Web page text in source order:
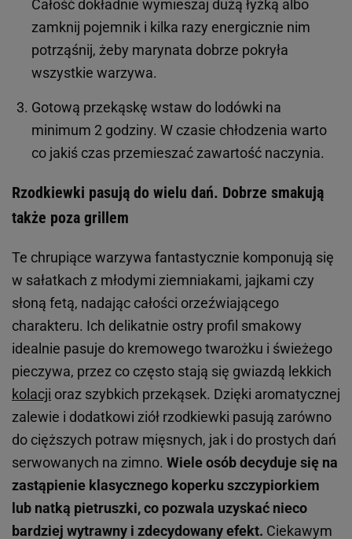
Całość dokładnie wymieszaj dużą łyżką albo
zamknij pojemnik i kilka razy energicznie nim
potrząśnij, żeby marynata dobrze pokryła
wszystkie warzywa.
Gotową przekąskę wstaw do lodówki na
minimum 2 godziny. W czasie chłodzenia warto
co jakiś czas przemieszać zawartość naczynia.
Rzodkiewki pasują do wielu dań. Dobrze smakują
także poza grillem
Te chrupiące warzywa fantastycznie komponują się
w sałatkach z młodymi ziemniakami, jajkami czy
słoną fetą, nadając całości orzeźwiającego
charakteru. Ich delikatnie ostry profil smakowy
idealnie pasuje do kremowego twarożku i świeżego
pieczywa, przez co często stają się gwiazdą lekkich
kolacji oraz szybkich przekąsek. Dzięki aromatycznej
zalewie i dodatkowi ziół rzodkiewki pasują zarówno
do cięższych potraw mięsnych, jak i do prostych dań
serwowanych na zimno. Wiele osób decyduje się na
zastąpienie klasycznego koperku szczypiorkiem
lub natką pietruszki, co pozwala uzyskać nieco
bardziej wytrawny i zdecydowany efekt. Ciekawym